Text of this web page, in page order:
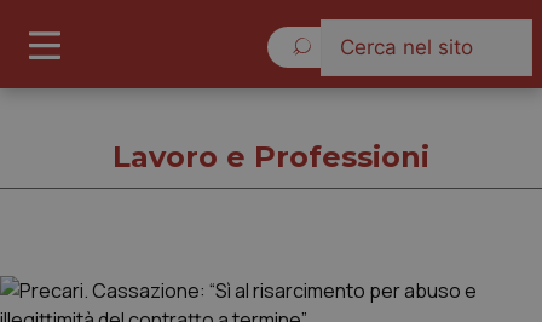
Lavoro e Professioni